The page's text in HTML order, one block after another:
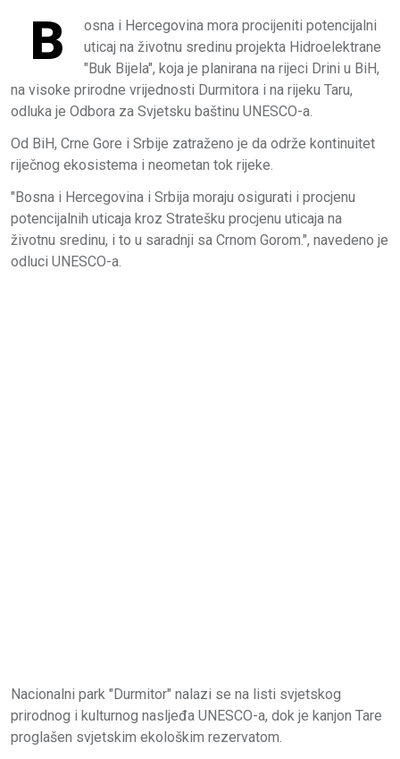
B
osna i Hercegovina mora procijeniti potencijalni
uticaj na životnu sredinu projekta Hidroelektrane
"Buk Bijela", koja je planirana na rijeci Drini u BiH,
na visoke prirodne vrijednosti Durmitora i na rijeku Taru,
odluka je Odbora za Svjetsku baštinu UNESCO-a.
Od BiH, Crne Gore i Srbije zatraženo je da održe kontinuitet
riječnog ekosistema i neometan tok rijeke.
"Bosna i Hercegovina i Srbija moraju osigurati i procjenu
potencijalnih uticaja kroz Stratešku procjenu uticaja na
životnu sredinu, i to u saradnji sa Crnom Gorom.", navedeno je
odluci UNESCO-a.
Nacionalni park "Durmitor" nalazi se na listi svjetskog
prirodnog i kulturnog nasljeđa UNESCO-a, dok je kanjon Tare
proglašen svjetskim ekološkim rezervatom.